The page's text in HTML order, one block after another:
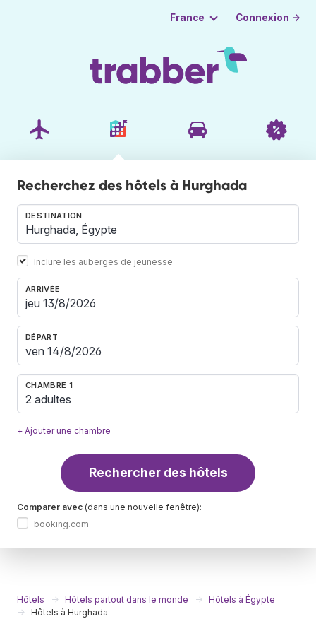
France Connexion →
Recherchez des hôtels à Hurghada
DESTINATION
Inclure les auberges de jeunesse
ARRIVÉE
DÉPART
CHAMBRE 1
2 adultes
+ Ajouter une chambre
Rechercher des hôtels
Comparer avec (dans une nouvelle fenêtre):
booking.com
Hôtels Hôtels partout dans le monde
Hôtels à Égypte
Hôtels à Hurghada